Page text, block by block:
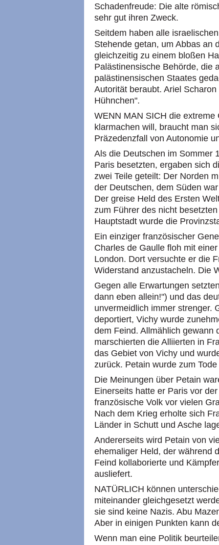
Schadenfreude: Die alte
sehr gut ihren Zweck.
Seitdem haben alle
Stehende getan, um Abbas an
gleichzeitig zu einem bloßen
Palästinensische Behörde, die
palästinensischen Staates
Autorität beraubt. Ariel
Hühnchen".
WENN MAN SICH die
klarmachen will, braucht man
Präzedenzfall von Autonomie
Als die Deutschen im Sommer
Paris besetzten, ergaben sich
zwei Teile geteilt: Der Norden
der Deutschen, dem Süden
Der greise Held des Ersten
zum Führer des nicht
Hauptstadt wurde die
Ein einziger französischer
Charles de Gaulle floh mit
London. Dort versuchte er die
Widerstand anzustacheln. Die
Gegen alle Erwartungen
dann eben allein!") und das
unvermeidlich immer strenger.
deportiert, Vichy wurde
dem Feind. Allmählich gewann
marschierten die Alliierten in
das Gebiet von Vichy und
zurück. Petain wurde zum
Die Meinungen über Petain
Einerseits hatte er Paris vor
französische Volk vor vielen
Nach dem Krieg erholte sich
Länder in Schutt und Asche
Andererseits wird Petain von
ehemaliger Held, der während
Feind kollaborierte und
ausliefert.
NATÜRLICH können
miteinander gleichgesetzt
sie sind keine Nazis. Abu
Aber in einigen Punkten kann
Wenn man eine Politik